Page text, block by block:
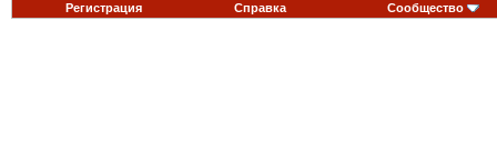
Регистрация Справка Сообщество